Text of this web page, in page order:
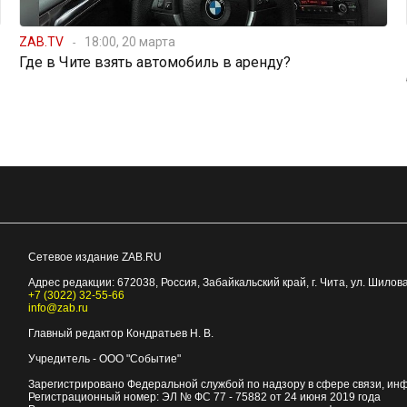
ZAB.TV 18:00, 20 марта
Где в Чите взять автомобиль в аренду?
Сетевое издание ZAB.RU
Адрес редакции: 672038, Россия, Забайкальский край, г. Чита, ул.
+7 (3022) 32-55-66
info@zab.ru
Главный редактор Кондратьев Н. В.
Учредитель - ООО "Событие"
Зарегистрировано Федеральной службой по надзору в сфере связи,
Регистрационный номер: ЭЛ № ФС 77 - 75882 от 24 июня 2019 года